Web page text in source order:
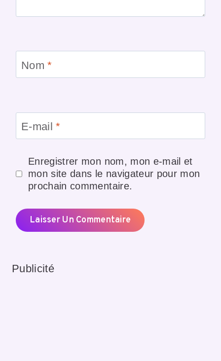
Nom*
E-mail*
Enregistrer mon nom, mon e-mail et
mon site dans le navigateur pour mon
prochain commentaire.
Publicité